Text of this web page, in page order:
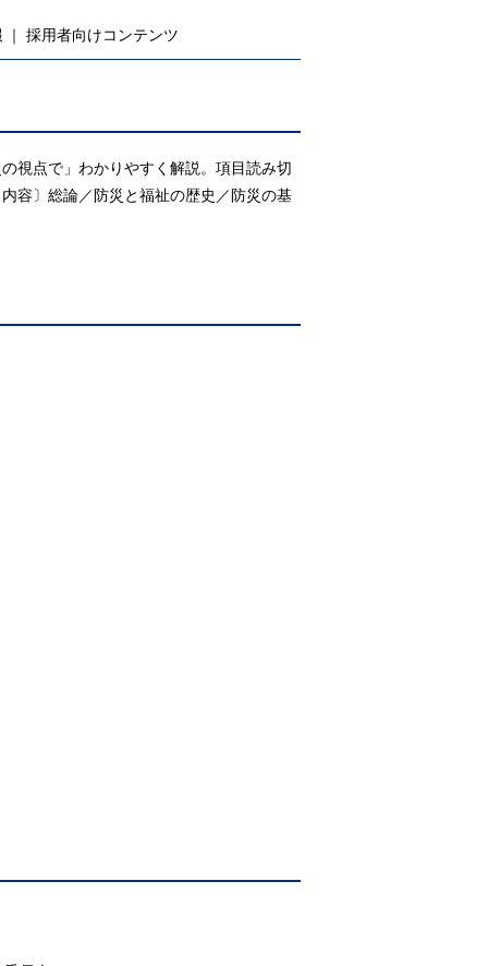
採用者向けコンテンツ
視点で」わかりやすく解説。項目読み切
容〕総論／防災と福祉の歴史／防災の基